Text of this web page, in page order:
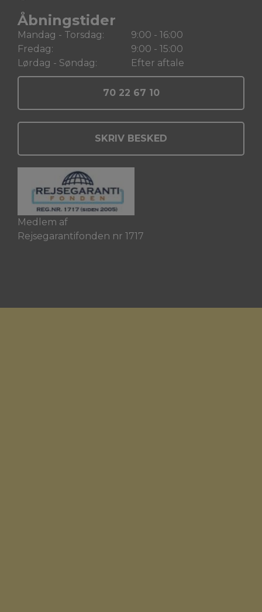
Åbningstider
Mandag - Torsdag:
Fredag:
Lørdag - Søndag:
9:00 - 16:00
9:00 - 15:00
Efter aftale
70 22 67 10
SKRIV BESKED
Medlem af
Rejsegarantifonden nr 1717